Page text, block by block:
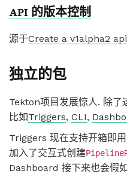
API 的版本控制
源于Create a v1alpha2
独立的包
Tekton项目发展惊人. 除了
比如Triggers, CLI,
Triggers 现在支持开箱即
加入了交互式创建
Dashboard 接下来也会假